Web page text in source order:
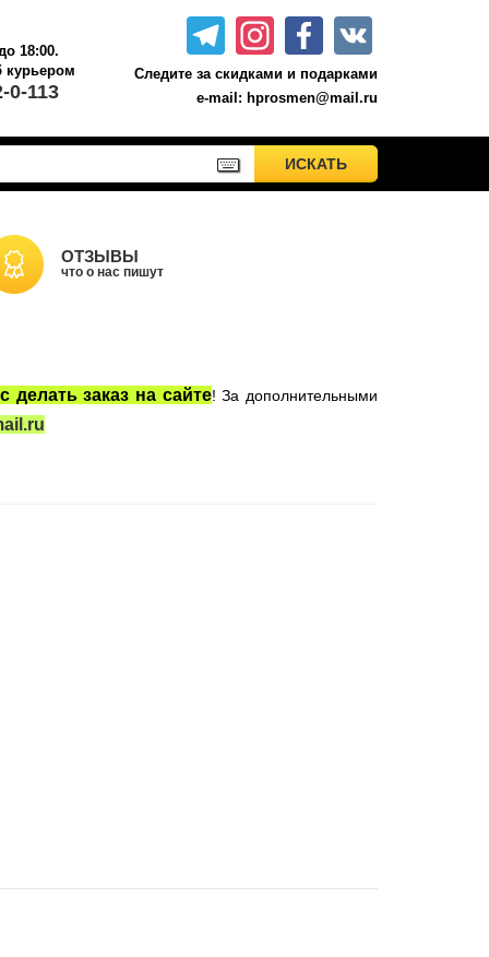
18:00.
0-113
Следите за скидками и подарками
e-mail: hprosmen@mail.ru
Сладости Jelly Belly
ИСКАТЬИСКАТЬ
ОТЗЫВЫ
что о нас пишут
делать заказ на сайте! За дополнительными